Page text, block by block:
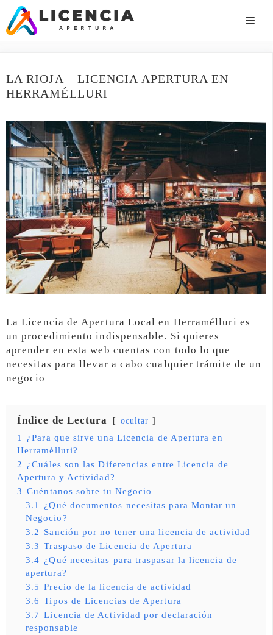
Saltar
contenido
LA RIOJA – LICENCIA APERTURA EN
HERRAMÉLLURI
La Licencia de Apertura Local en Herramélluri es
un procedimiento indispensable. Si quieres
aprender en esta web cuentas con todo lo que
necesitas para llevar a cabo cualquier trámite de un
negocio
Índice de Lectura ocultar
1
¿Para que sirve una Licencia de Apertura en
Herramélluri?
2 ¿Cuáles son las Diferencias entre Licencia de
Apertura y Actividad?
3 Cuéntanos sobre tu Negocio
3.1
¿Qué documentos necesitas para Montar un
Negocio?
3.2 Sanción por no tener una licencia de actividad
3.3 Traspaso de Licencia de Apertura
3.4 ¿Qué necesitas para traspasar la licencia de
apertura?
3.5 Precio de la licencia de actividad
3.6 Tipos de Licencias de Apertura
3.7 Licencia de Actividad por declaración
responsable